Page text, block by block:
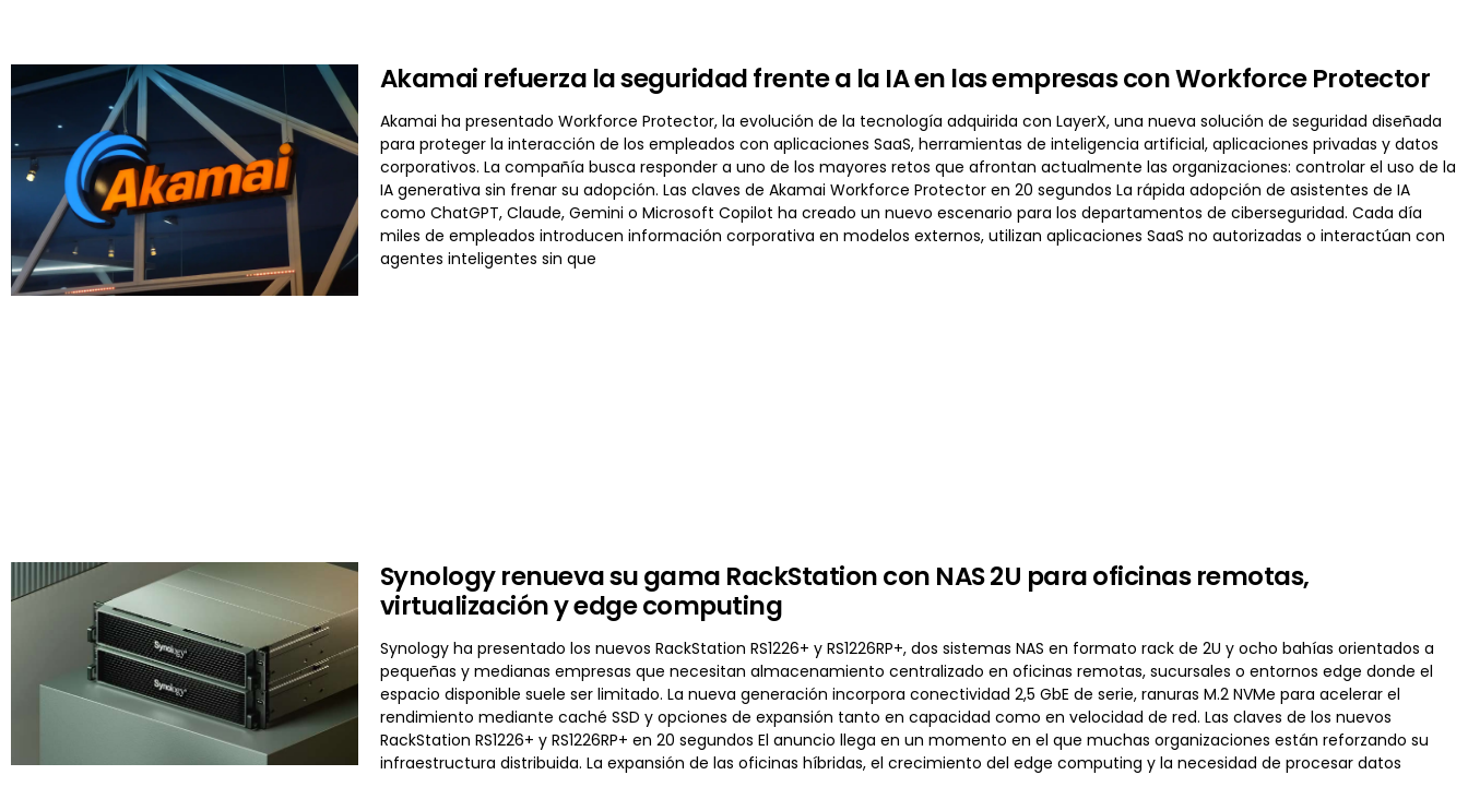
Akamai refuerza la seguridad frente a la IA en las empresas con Workforce Protector
Akamai ha presentado Workforce Protector, la evolución de la tecnología adquirida con LayerX, una nueva solución de seguridad diseñada
para proteger la interacción de los empleados con aplicaciones SaaS, herramientas de inteligencia artificial, aplicaciones privadas y datos
corporativos. La compañía busca responder a uno de los mayores retos que afrontan actualmente las organizaciones: controlar el uso de la
IA generativa sin frenar su adopción. Las claves de Akamai Workforce Protector en 20 segundos La rápida adopción de asistentes de IA
como ChatGPT, Claude, Gemini o Microsoft Copilot ha creado un nuevo escenario para los departamentos de ciberseguridad. Cada día
miles de empleados introducen información corporativa en modelos externos, utilizan aplicaciones SaaS no autorizadas o interactúan con
agentes inteligentes sin que
Synology renueva su gama RackStation con NAS 2U para oficinas remotas,
virtualización y edge computing
Synology ha presentado los nuevos RackStation RS1226+ y RS1226RP+, dos sistemas NAS en formato rack de 2U y ocho bahías orientados a
pequeñas y medianas empresas que necesitan almacenamiento centralizado en oficinas remotas, sucursales o entornos edge donde el
espacio disponible suele ser limitado. La nueva generación incorpora conectividad 2,5 GbE de serie, ranuras M.2 NVMe para acelerar el
rendimiento mediante caché SSD y opciones de expansión tanto en capacidad como en velocidad de red. Las claves de los nuevos
RackStation RS1226+ y RS1226RP+ en 20 segundos El anuncio llega en un momento en el que muchas organizaciones están reforzando su
infraestructura distribuida. La expansión de las oficinas híbridas, el crecimiento del edge computing y la necesidad de procesar datos